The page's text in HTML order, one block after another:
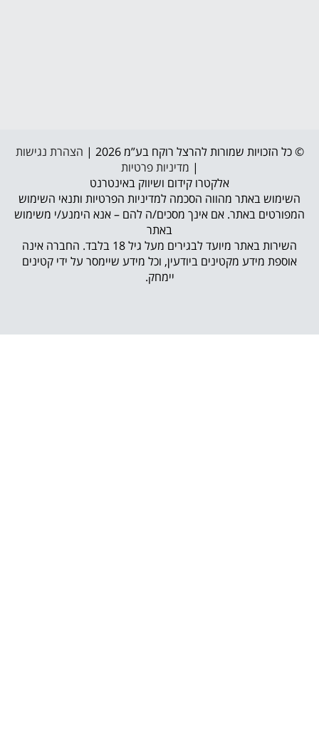
© כל הזכויות שמורות להרצל רוקח בע”מ 2026 |
הצהרת נגישות
| מדיניות פרטיות
אלקטרו קידום ושיווק באינטרנט
השימוש באתר מהווה הסכמה למדיניות הפרטיות ותנאי השימוש
המפורטים באתר. אם אינך מסכים/ה להם – אנא הימנע/י משימוש
באתר
השירות באתר מיועד לבגירים מעל גיל 18 בלבד. החברה אינה
אוספת מידע מקטינים ביודעין, וכל מידע שיימסר על ידי קטינים
יימחק.